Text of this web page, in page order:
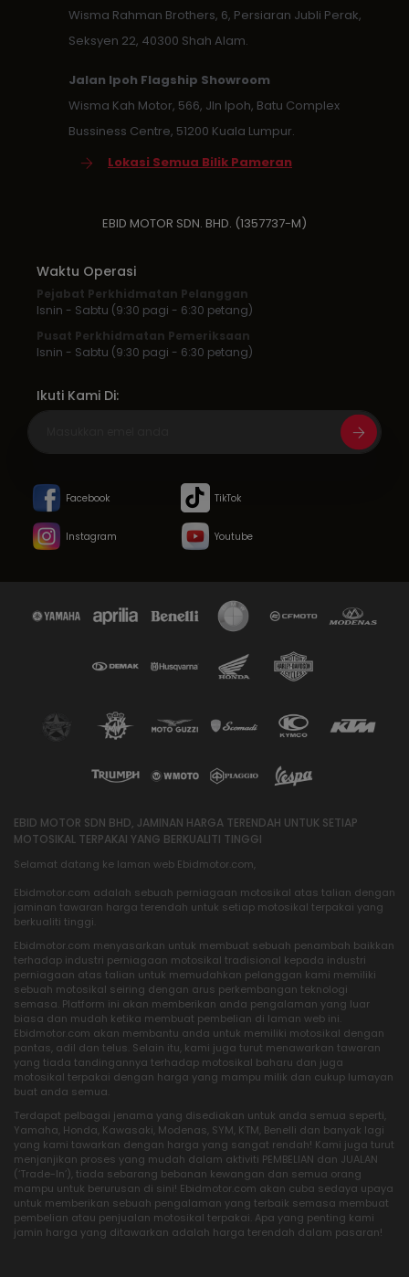
Wisma Rahman Brothers, 6, Persiaran Jubli Perak,
Seksyen 22, 40300 Shah Alam.
Jalan Ipoh Flagship Showroom
Wisma Kah Motor, 566, Jln Ipoh, Batu Complex
Bussiness Centre, 51200 Kuala Lumpur.
Lokasi Semua Bilik Pameran
EBID MOTOR SDN. BHD. (1357737-M)
Waktu Operasi
Pejabat Perkhidmatan Pelanggan
Isnin - Sabtu (9:30 pagi - 6:30 petang)
Pusat Perkhidmatan Pemeriksaan
Isnin - Sabtu (9:30 pagi - 6:30 petang)
Ikuti Kami Di:
Facebook TikTok
Instagram Youtube
EBID MOTOR SDN BHD, JAMINAN HARGA TERENDAH UNTUK SETIAP
MOTOSIKAL TERPAKAI YANG BERKUALITI TINGGI
Selamat datang ke laman web Ebidmotor.com,
Ebidmotor.com adalah sebuah perniagaan motosikal atas talian dengan
jaminan tawaran harga terendah untuk setiap motosikal terpakai yang
berkualiti tinggi.
Ebidmotor.com menyasarkan untuk membuat sebuah penambah baikkan
terhadap industri perniagaan motosikal tradisional kepada industri
perniagaan atas talian untuk memudahkan pelanggan kami memiliki
sebuah motosikal seiring dengan arus perkembangan teknologi
semasa. Platform ini akan memberikan anda pengalaman yang luar
biasa dan mudah ketika membuat pembelian di laman web ini.
Ebidmotor.com akan membantu anda untuk memiliki motosikal dengan
pantas, adil dan telus. Selain itu, kami juga turut menawarkan tawaran
yang tiada tandingannya terhadap motosikal baharu dan juga
motosikal terpakai dengan harga yang mampu milik dan cukup lumayan
buat anda semua.
Terdapat pelbagai jenama yang disediakan untuk anda semua seperti,
Yamaha, Honda, Kawasaki, Modenas, SYM, KTM, Benelli dan banyak lagi
yang kami tawarkan dengan harga yang sangat rendah! Kami juga turut
menjanjikan proses yang mudah dalam aktiviti PEMBELIAN dan JUALAN
(‘Trade-In’), tiada sebarang bebanan kewangan dan semua orang
mampu untuk berurusan di sini! Ebidmotor.com akan cuba sedaya upaya
untuk memberikan sebuah pengalaman yang terbaik semasa membuat
pembelian atau penjualan motosikal terpakai. Apa yang penting kami
jamin harga yang ditawarkan adalah harga terendah dalam pasaran!